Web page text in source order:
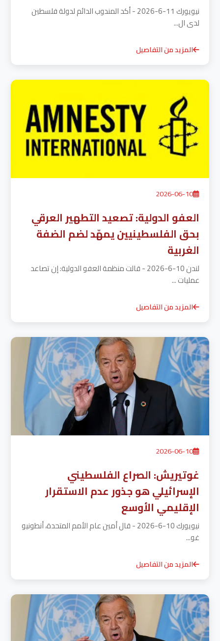
نيويورك 11-6-2026 - أكد المندوب الدائم لدولة فلسطين
لدى ال...
المزيد من التفاصيل
2026-06-10
العفو الدولية: تصعيد التطهير العرقي
بحق الفلسطينيين يمهّد لضم الضفة
الغربية
لندن 10-6-2026 - قالت منظمة العفو الدولية: إن تصاعد
عمليات ...
المزيد من التفاصيل
2026-06-10
غوتيريش: الصراع الفلسطيني
الإسرائيلي هو جذور عدم الاستقرار
الإقليمي الأوسع
نيويورك 10-6-2026 - قال أمين عام الأمم المتحدة، أنطونيو
غو...
المزيد من التفاصيل